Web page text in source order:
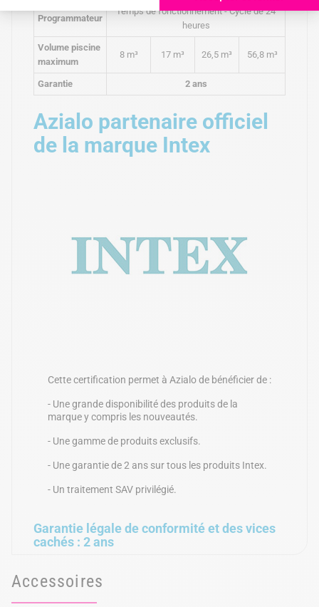
Programmateur
Temps de fonctionnement - Cycle de 24
heures
Volume piscine
maximum
8 m³ 17 m³ 26,5 m³ 56,8 m³
Garantie 2 ans
Azialo partenaire officiel
de la marque Intex
Cette certification permet à Azialo de bénéficier de :
- Une grande disponibilité des produits de la
marque y compris les nouveautés.
- Une gamme de produits exclusifs.
- Une garantie de 2 ans sur tous les produits Intex.
- Un traitement SAV privilégié.
Garantie légale de conformité et des vices
cachés : 2 ans
Accessoires